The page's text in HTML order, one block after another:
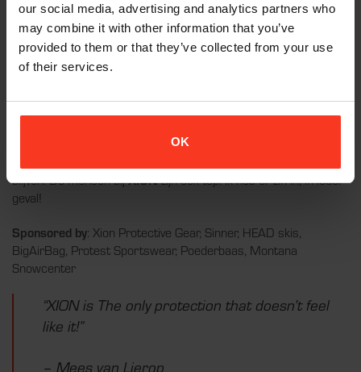
our social media, advertising and analytics partners who
may combine it with other information that you’ve
provided to them or that they’ve collected from your use
of their services.
OK
Tot nu toe had hij geen goede ervaringen met beschermende
kleding: “Ik ben erg blij met de samenwerking metXION
was ik nooit zo tevreden met protectie materiaal omdat ik vond
dat het in de weg zat en ik het idee had dat het mijn skiën
Nederlands merk is, is al helemaal top. Zo kan ik fijn een
blijven. De mensen bijXIONzijn ook top. Ik heb er zin in, in ieder
geval!
Sponsored by: Xion Protective Gear, Sinner, HEAD skis,
BigAirBag, Protest Sportswear, Poederbaas, Montana
Snowcenter
“XION is The only protection that doesn’t feel
like it!”
– Mees van Lierop